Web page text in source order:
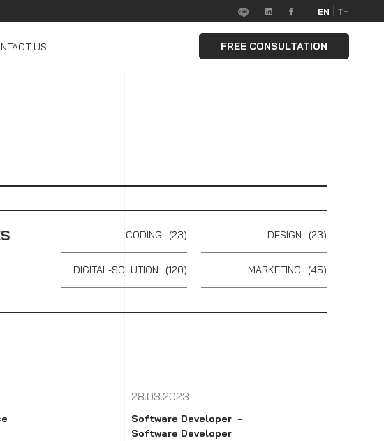
EN TH
US FREE CONSULTATION
CODING (23)
DIGITAL-SOLUTION (120)
DESIGN (23)
MARKETING (45)
28.03.2023
Software Developer
Software Developer